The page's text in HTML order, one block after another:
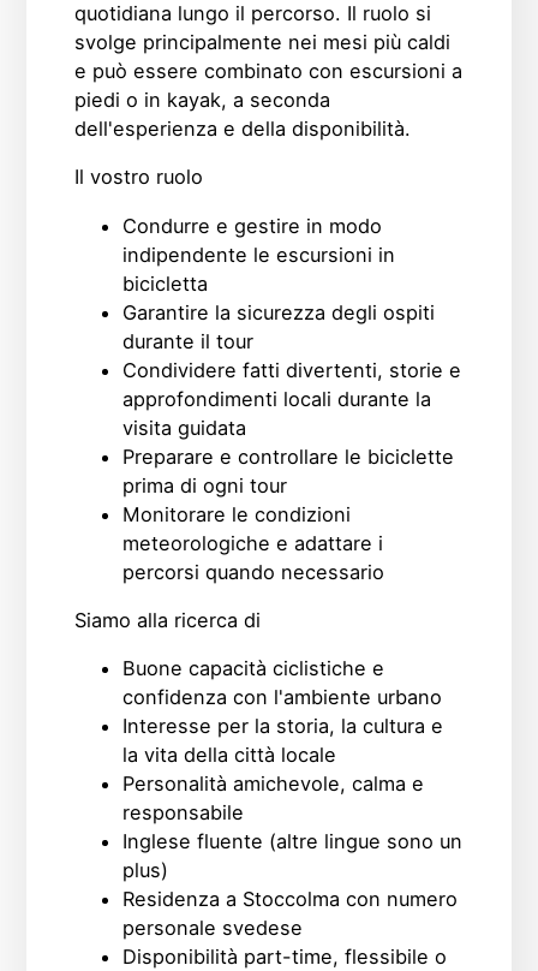
quotidiana lungo il percorso. Il ruolo si
svolge principalmente nei mesi più caldi
e può essere combinato con escursioni a
piedi o in kayak, a seconda
dell'esperienza e della disponibilità.
Il vostro ruolo
Condurre e gestire in modo
indipendente le escursioni in
bicicletta
Garantire la sicurezza degli ospiti
durante il tour
Condividere fatti divertenti, storie e
approfondimenti locali durante la
visita guidata
Preparare e controllare le biciclette
prima di ogni tour
Monitorare le condizioni
meteorologiche e adattare i
percorsi quando necessario
Siamo alla ricerca di
Buone capacità ciclistiche e
confidenza con l'ambiente urbano
Interesse per la storia, la cultura e
la vita della città locale
Personalità amichevole, calma e
responsabile
Inglese fluente (altre lingue sono un
plus)
Residenza a Stoccolma con numero
personale svedese
Disponibilità part-time, flessibile o